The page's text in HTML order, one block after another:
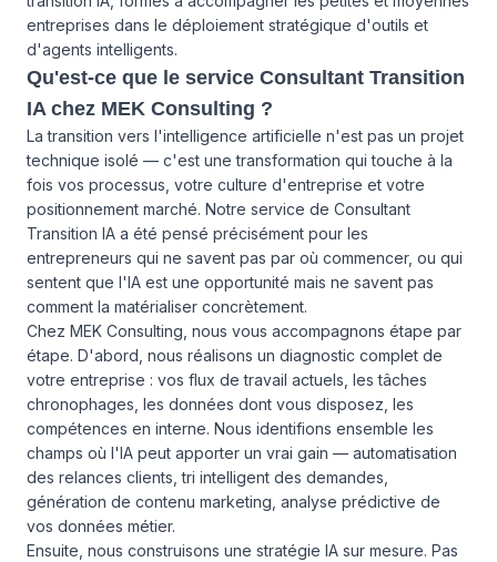
entreprises dans le déploiement stratégique d'outils et
d'agents intelligents.
Qu'est-ce que le service Consultant Transition
IA chez MEK Consulting ?
La transition vers l'intelligence artificielle n'est pas un projet
technique isolé — c'est une transformation qui touche à la
fois vos processus, votre culture d'entreprise et votre
positionnement marché. Notre service de Consultant
Transition IA a été pensé précisément pour les
entrepreneurs qui ne savent pas par où commencer, ou qui
sentent que l'IA est une opportunité mais ne savent pas
comment la matérialiser concrètement.
Chez MEK Consulting, nous vous accompagnons étape par
étape. D'abord, nous réalisons un diagnostic complet de
votre entreprise : vos flux de travail actuels, les tâches
chronophages, les données dont vous disposez, les
compétences en interne. Nous identifions ensemble les
champs où l'IA peut apporter un vrai gain — automatisation
des relances clients, tri intelligent des demandes,
génération de contenu marketing, analyse prédictive de
vos données métier.
Ensuite, nous construisons une stratégie IA sur mesure. Pas